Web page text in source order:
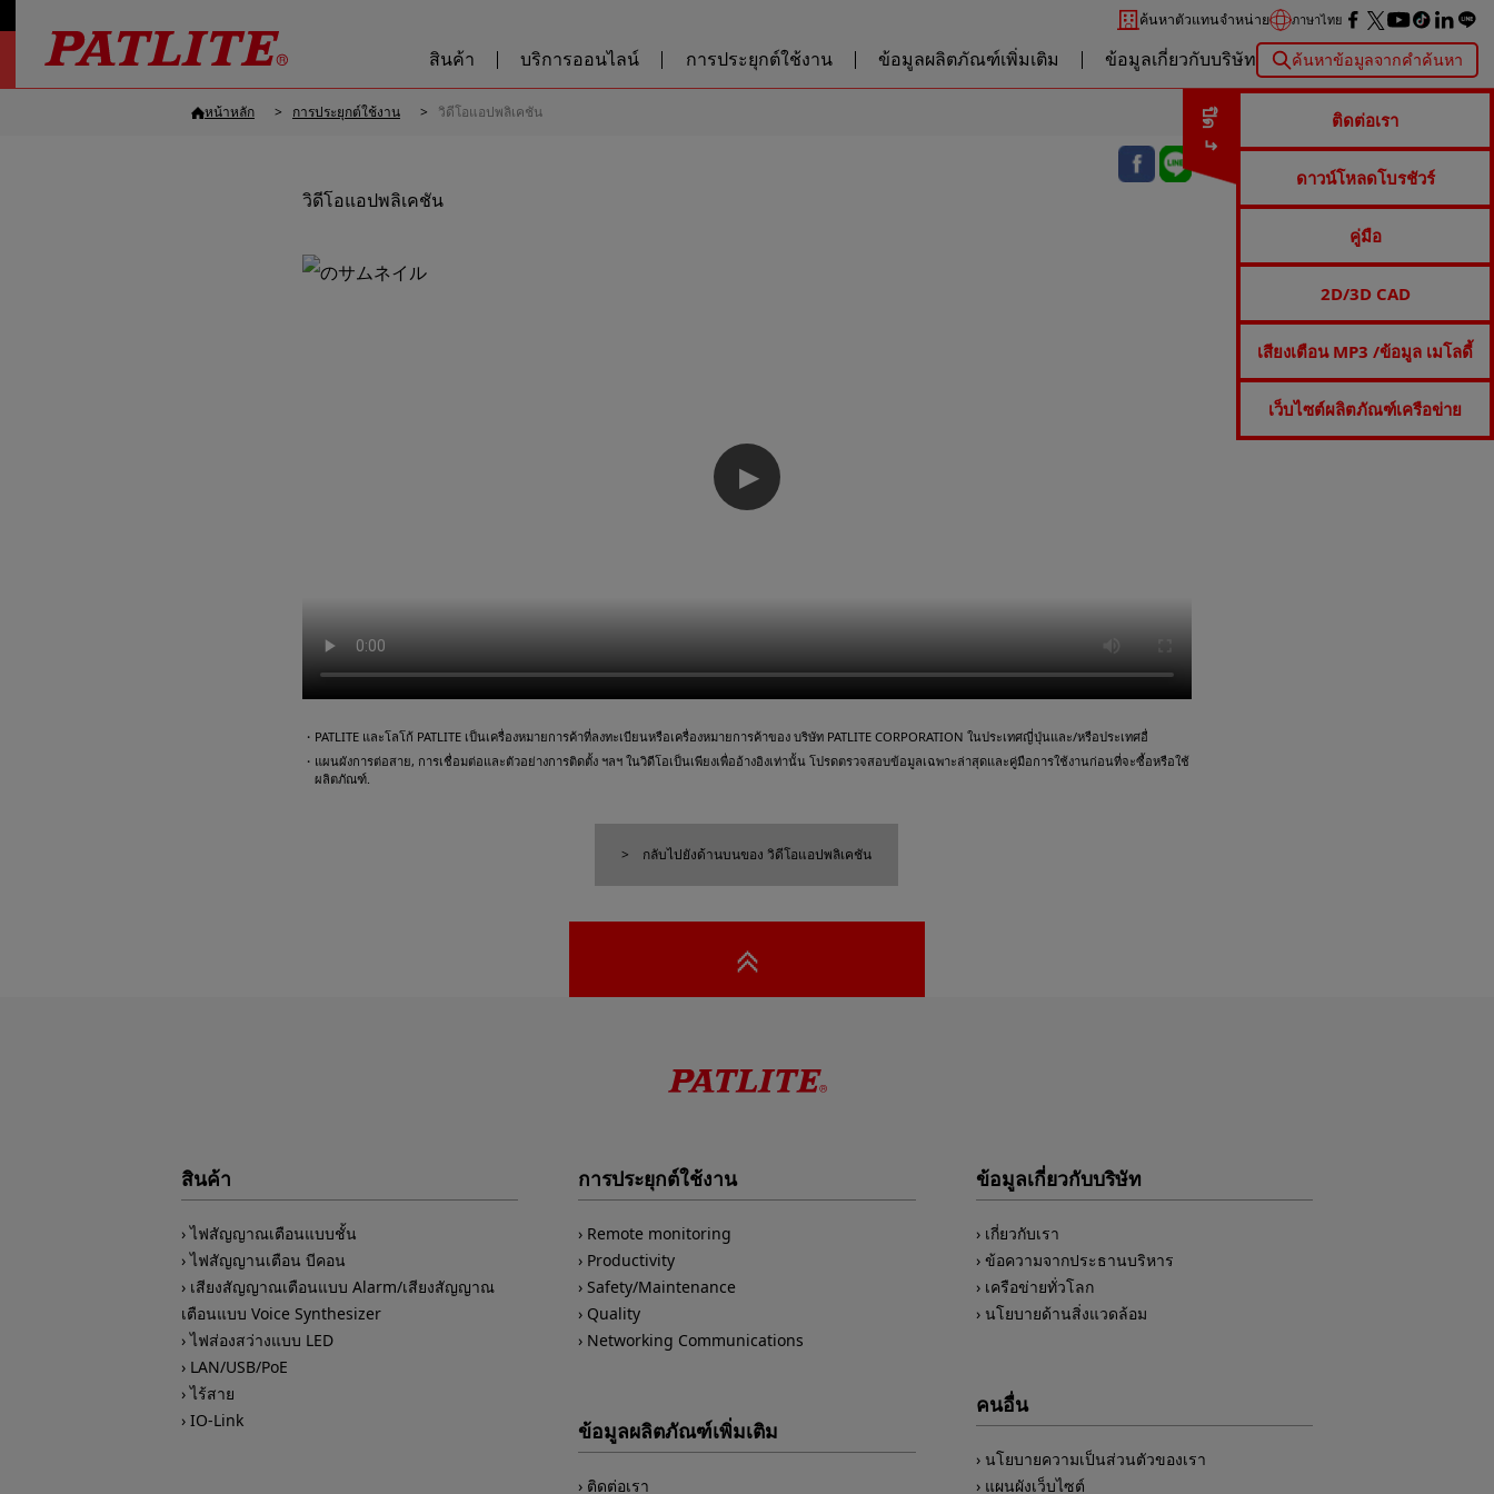
ค้นหาตัวแทนจำหน่าย ภาษาไทย
สินค้า บริการออนไลน์ การประยุกต์ใช้งาน ข้อมูลผลิตภัณฑ์เพิ่มเติม ข้อมูลเกี่ยวกับบริษัท ค้นหาข้อมูลจากคำค้นหา
ปิด ติดต่อเรา
ดาวน์โหลดโบรชัวร์
คู่มือ
2D/3D CAD
เสียงเตือน MP3 /ข้อมูล เมโลดี้
เว็บไซต์ผลิตภัณฑ์เครือข่าย
หน้าหลัก การประยุกต์ใช้งาน วิดีโอแอปพลิเคชัน
วิดีโอแอปพลิเคชัน
▶
・PATLITE และโลโก้ PATLITE เป็นเครื่องหมายการค้าที่ลงทะเบียนหรือเครื่องหมายการค้าของ บริษัท PATLITE CORPORATION ในประเทศญี่ปุ่นและ/หรือประเทศอื่
・แผนผังการต่อสาย, การเชื่อมต่อและตัวอย่างการติดตั้ง ฯลฯ ในวิดีโอเป็นเพียงเพื่ออ้างอิงเท่านั้น โปรดตรวจสอบข้อมูลเฉพาะล่าสุดและคู่มือการใช้งานก่อนที่จะซื้อหรือใช้
ผลิตภัณฑ์.
กลับไปยังด้านบนของ วิดีโอแอปพลิเคชัน
สินค้า
ไฟสัญญาณเตือนแบบชั้น
ไฟสัญญานเตือน บีคอน
เสียงสัญญาณเตือนแบบ Alarm/เสียงสัญญาณ
เตือนแบบ Voice Synthesizer
ไฟส่องสว่างแบบ LED
LAN/USB/PoE
ไร้สาย
IO-Link
การประยุกต์ใช้งาน
Remote monitoring
Productivity
Safety/Maintenance
Quality
Networking Communications
ข้อมูลผลิตภัณฑ์เพิ่มเติม
ติดต่อเรา
ข้อมูลเกี่ยวกับบริษัท
เกี่ยวกับเรา
ข้อความจากประธานบริหาร
เครือข่ายทั่วโลก
นโยบายด้านสิ่งแวดล้อม
คนอื่น
นโยบายความเป็นส่วนตัวของเรา
แผนผังเว็บไซต์